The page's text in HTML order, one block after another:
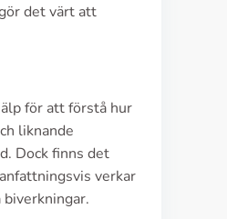
det värt att
för att förstå hur
liknande
Dock finns det
verkar